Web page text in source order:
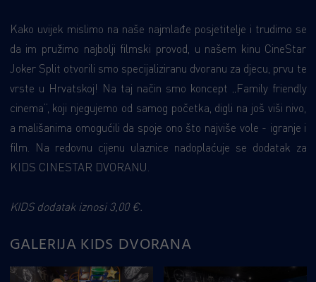
Kako uvijek mislimo na naše najmlađe posjetitelje i trudimo se
da im pružimo najbolji filmski provod, u našem kinu CineStar
Joker Split otvorili smo specijaliziranu dvoranu za djecu, prvu te
vrste u Hrvatskoj! Na taj način smo koncept „Family friendly
cinema”, koji njegujemo od samog početka, digli na još viši nivo,
a mališanima omogućili da spoje ono što najviše vole - igranje i
film. Na redovnu cijenu ulaznice nadoplaćuje se dodatak za
KIDS CINESTAR DVORANU.
KIDS dodatak iznosi 3,00 €.
GALERIJA KIDS DVORANA